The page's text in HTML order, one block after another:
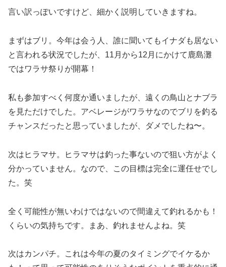
言い訳っぽいですけど、細かく説明していきますね。
まずはブリ。今年は会う人、誰に聞いてもイナダも居ない
と言われる状況でしたが、11月から12月にかけて鹿島灘
ではワラサ祭りが開幕！
私も参加すべく何度か通いましたが、遠くの鳥山とナブラ
を見ただけでした。アベレージがワラサなのでブリを釣る
チャンスだったと思っていましたが、ダメでしたね〜。
次はヒラマサ。ヒラマサは釣った事ないので狙い方がよく
分かっていません。なので、この目標は完全に運任せでし
た。笑
全く可能性が無いわけではないので間違えて釣れるかも！
くらいの気持ちです。まあ、釣れませんよね。笑
次はカンパチ。これは今年の夏のタイミングでイケるか